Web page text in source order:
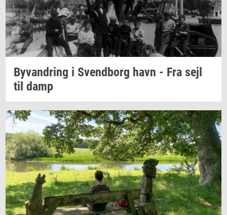
Byvan­dring i Svend­borg havn - Fra sejl
til damp